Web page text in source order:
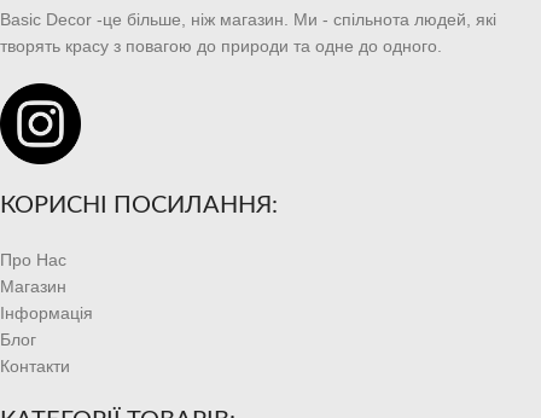
Basic Decor -це більше, ніж магазин. Ми - спільнота людей, які
творять красу з повагою до природи та одне до одного.
КОРИСНІ ПОСИЛАННЯ:
Про Нас
Магазин
Інформація
Блог
Контакти